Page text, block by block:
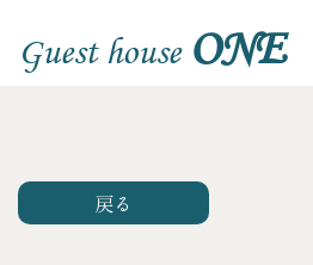
Guest house ONE
戻る